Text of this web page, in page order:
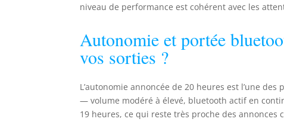
niveau de performance est cohérent avec les
Autonomie et portée
vos sorties ?
L’autonomie annoncée de 20 heures est l’une
— volume modéré à élevé, bluetooth actif en
19 heures, ce qui reste très proche des